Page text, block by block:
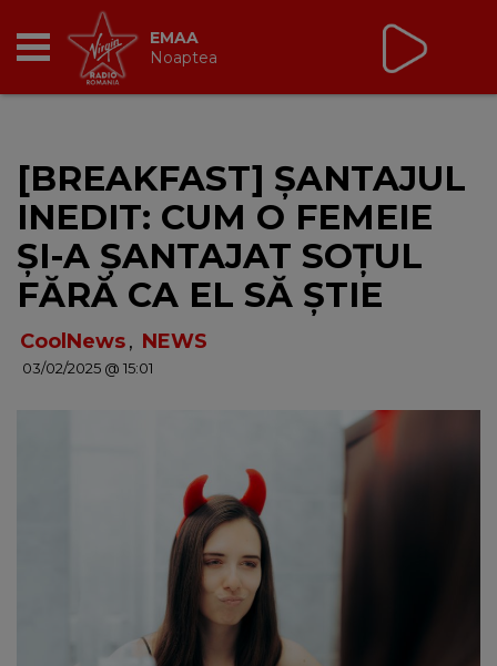
BREAKFAST
TIC TALK
CÂȘTIGĂ
HOT 30
RADIO ACADEMY
cu Virgin Radio Romania
24/24
[BREAKFAST] ȘANTAJUL
INEDIT: CUM O FEMEIE
ȘI-A ȘANTAJAT SOȚUL
FĂRĂ CA EL SĂ ȘTIE
CoolNews, NEWS
03/02/2025 @ 15:01